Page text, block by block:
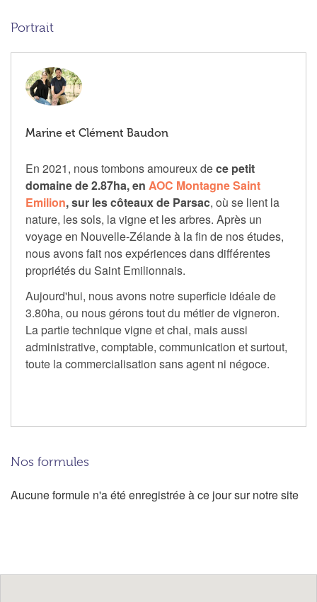
Portrait
Marine et Clément Baudon
En 2021, nous tombons amoureux dece petit
domaine de 2.87ha, en AOC Montagne Saint
Emilion, sur les côteaux de Parsac, où se lient la
nature, les sols, la vigne et les arbres. Après un
voyage en Nouvelle-Zélande à la fin de nos études,
nous avons fait nos expériences dans différentes
propriétés du Saint Emilionnais.
Aujourd'hui, nous avons notre superficie idéale de
3.80ha, ou nous gérons tout du métier de vigneron.
La partie technique vigne et chai, mais aussi
administrative, comptable, communication et surtout,
toute la commercialisation sans agent ni négoce.
Nos formules
Aucune formule n'a été enregistrée à ce jour sur notre site